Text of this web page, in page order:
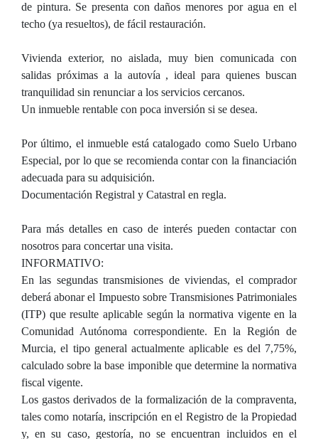
de pintura. Se presenta con daños menores por agua en el
techo (ya resueltos), de fácil restauración.
Vivienda exterior, no aislada, muy bien comunicada con
salidas próximas a la autovía , ideal para quienes buscan
tranquilidad sin renunciar a los servicios cercanos.
Un inmueble rentable con poca inversión si se desea.
Por último, el inmueble está catalogado como Suelo Urbano
Especial, por lo que se recomienda contar con la financiación
adecuada para su adquisición.
Documentación Registral y Catastral en regla.
Para más detalles en caso de interés pueden contactar con
nosotros para concertar una visita.
INFORMATIVO:
En las segundas transmisiones de viviendas, el comprador
deberá abonar el Impuesto sobre Transmisiones Patrimoniales
(ITP) que resulte aplicable según la normativa vigente en la
Comunidad Autónoma correspondiente. En la Región de
Murcia, el tipo general actualmente aplicable es del 7,75%,
calculado sobre la base imponible que determine la normativa
fiscal vigente.
Los gastos derivados de la formalización de la compraventa,
tales como notaría, inscripción en el Registro de la Propiedad
y, en su caso, gestoría, no se encuentran incluidos en el